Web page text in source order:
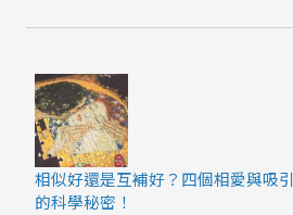
相似好還是互補好？四個相愛與吸引
的科學秘密！